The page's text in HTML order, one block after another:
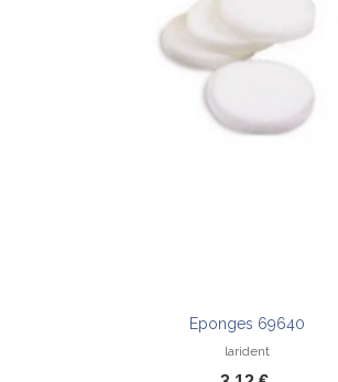
Eponges 69640
larident